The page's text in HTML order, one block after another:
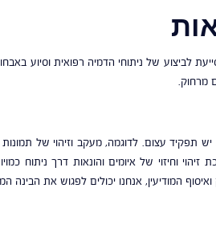
של ניתוחי הדמיה רפואית וסיוע
מרחוק.
תפקיד עצום. לדוגמה, מעקב וזיהוי של
זיהוי וחיזוי של איומים והונאות דרך
המודיעין, אנחנו יכולים לפגוש את הבינה